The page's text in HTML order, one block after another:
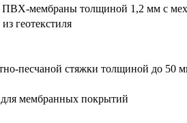
ПВХ-мембраны толщиной 1,2 мм с
геотекстиля
песчаной стяжки толщиной до 50
мембранных покрытий